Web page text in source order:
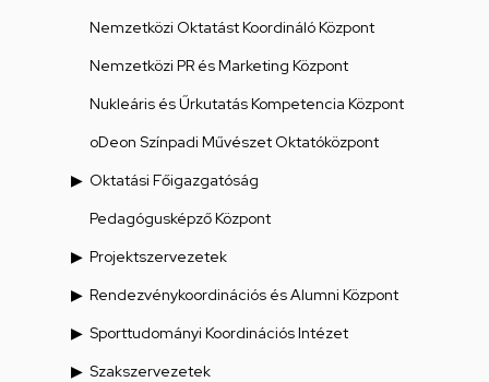
Nemzetközi Oktatást Koordináló Központ
Nemzetközi PR és Marketing Központ
Nukleáris és Űrkutatás Kompetencia Központ
oDeon Színpadi Művészet Oktatóközpont
Oktatási Főigazgatóság
Pedagógusképző Központ
Projektszervezetek
Rendezvénykoordinációs és Alumni Központ
Sporttudományi Koordinációs Intézet
Szakszervezetek